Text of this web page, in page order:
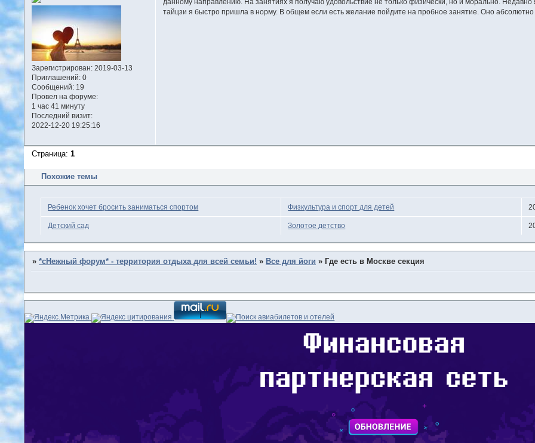
Зарегистрирован: 2019-03-13
Приглашений:0
Сообщений:19
Провел на форуме:
1 час 41 минуту
Последний визит:
2022-12-20 19:25:16
данному направлению. На занятиях я получаю удовольствие не только физически, но и морально.
тайцзи я быстро пришла в норму. В общем если есть желание пойдите на пробное занятие. Оно
Страница: 1
Похожие темы
Ребенок хочет бросить заниматься спортом Физкультура и спорт для детей
Детский сад Золотое детство
» *сНежный форум* - территория отдыха для всей семьи! » Все для йоги » Где есть в Москве секция